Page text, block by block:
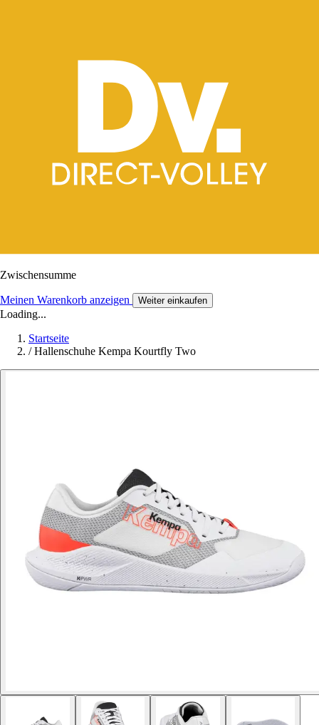
Zwischensumme
Meinen Warenkorb anzeigen Weiter einkaufen
Loading...
Startseite
/ Hallenschuhe Kempa Kourtfly Two